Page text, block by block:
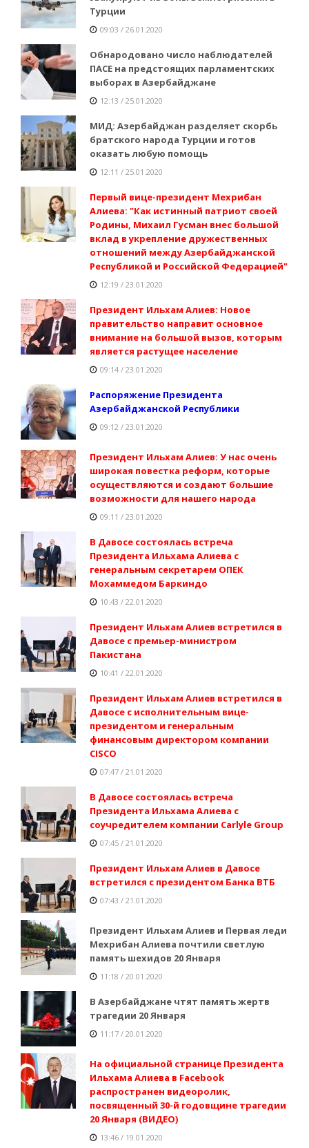
Турции
09:03 / 26.01.2020
Обнародовано число наблюдателей
ПАСЕ на предстоящих парламентских
выборах в Азербайджане
12:13 / 25.01.2020
МИД: Азербайджан разделяет скорбь
братского народа Турции и готов
оказать любую помощь
12:11 / 25.01.2020
Первый вице-президент Мехрибан
Алиева: "Как истинный патриот своей
Родины, Михаил Гусман внес большой
вклад в укрепление дружественных
отношений между Азербайджанской
Республикой и Российской Федерацией"
12:19 / 23.01.2020
Президент Ильхам Алиев: Новое
правительство направит основное
внимание на большой вызов, которым
является растущее население
09:14 / 23.01.2020
Распоряжение Президента
Азербайджанской Республики
09:12 / 23.01.2020
Президент Ильхам Алиев: У нас очень
широкая повестка реформ, которые
осуществляются и создают большие
возможности для нашего народа
09:11 / 23.01.2020
В Давосе состоялась встреча
Президента Ильхама Алиева с
генеральным секретарем ОПЕК
Мохаммедом Баркиндо
10:43 / 22.01.2020
Президент Ильхам Алиев встретился в
Давосе с премьер-министром
Пакистана
10:41 / 22.01.2020
Президент Ильхам Алиев встретился в
Давосе с исполнительным вице-
президентом и генеральным
финансовым директором компании
CISCO
07:47 / 21.01.2020
В Давосе состоялась встреча
Президента Ильхама Алиева с
соучредителем компании Carlyle Group
07:45 / 21.01.2020
Президент Ильхам Алиев в Давосе
встретился с президентом Банка ВТБ
07:43 / 21.01.2020
Президент Ильхам Алиев и Первая леди
Мехрибан Алиева почтили светлую
память шехидов 20 Января
11:18 / 20.01.2020
В Азербайджане чтят память жертв
трагедии 20 Января
11:17 / 20.01.2020
На официальной странице Президента
Ильхама Алиева в Facebook
распространен видеоролик,
посвященный 30-й годовщине трагедии
20 Января (ВИДЕО)
13:46 / 19.01.2020